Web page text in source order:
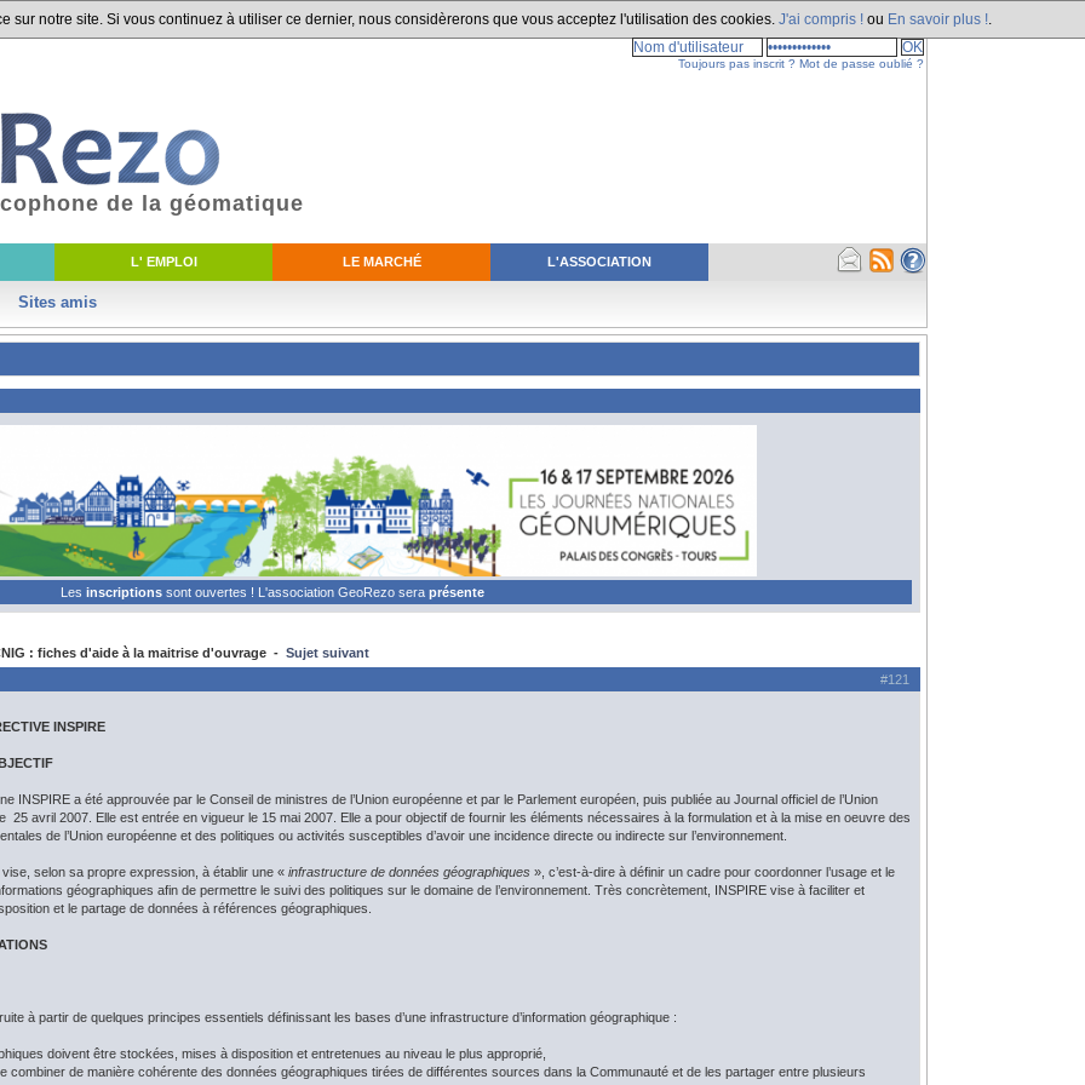
notre site. Si vous continuez à utiliser ce dernier, nous considèrerons que vous acceptez l'utilisation des cookies. J'ai compris ! ou En savoir plus !
L' EMPLOI LE MARCHÉ L'ASSOCIATION
Sites amis
de la géomatique
Toujours pas inscrit ? Mot de passe oublié ?
Les inscriptions sont ouvertes ! L'association GeoRezo sera présente
: fiches d'aide à la maitrise d'ouvrage - Sujet suivant
#121
INSPIRE
INSPIRE a été approuvée par le Conseil de ministres de l’Union européenne et par le Parlement européen, puis publiée au Journal officiel de l’Union
25 avril 2007. Elle est entrée en vigueur le 15 mai 2007. Elle a pour objectif de fournir les éléments nécessaires à la formulation et à la mise en oeuvre des
de l’Union européenne et des politiques ou activités susceptibles d’avoir une incidence directe ou indirecte sur l’environnement.
selon sa propre expression, à établir une « infrastructure de données géographiques », c’est-à-dire à définir un cadre pour coordonner l’usage et le
géographiques afin de permettre le suivi des politiques sur le domaine de l’environnement. Très concrètement, INSPIRE vise à faciliter et
et le partage de données à références géographiques.
à partir de quelques principes essentiels définissant les bases d’une infrastructure d’information géographique :
doivent être stockées, mises à disposition et entretenues au niveau le plus approprié,
combiner de manière cohérente des données géographiques tirées de différentes sources dans la Communauté et de les partager entre plusieurs